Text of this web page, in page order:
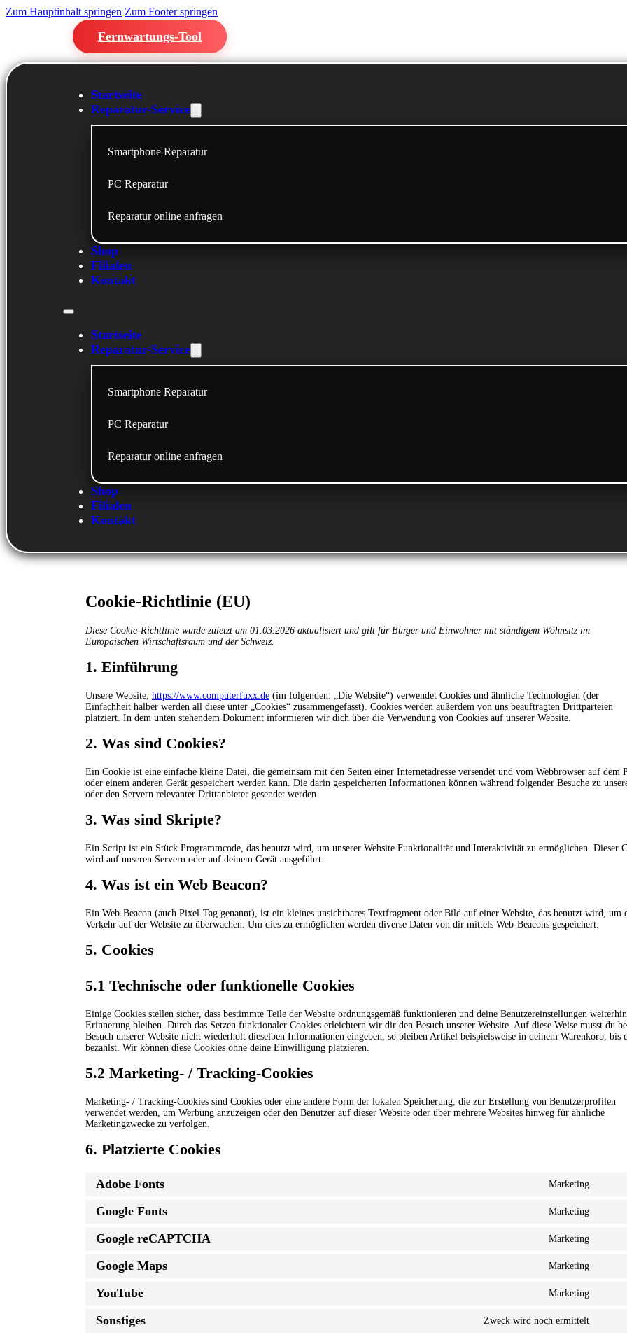
Zum Hauptinhalt springen Zum Footer springen
Fernwartungs-Tool
Startseite
Reparatur-Service
Smartphone Reparatur
PC Reparatur
Reparatur online anfragen
Shop
Filialen
Kontakt
Startseite
Reparatur-Service
Smartphone Reparatur
PC Reparatur
Reparatur online anfragen
Shop
Filialen
Kontakt
Cookie-Richtlinie (EU)
Diese Cookie-Richtlinie wurde zuletzt am 01.03.2026 aktualisiert und gilt für Bürger und Einwohner mit ständigem Wohnsitz im
Europäischen Wirtschaftsraum und der Schweiz.
1. Einführung
Unsere Website, https://www.computerfuxx.de (im folgenden: „Die Website“) verwendet Cookies und ähnliche Technologien (der
Einfachheit halber werden all diese unter „Cookies“ zusammengefasst). Cookies werden außerdem von uns beauftragten Drittparteien
platziert. In dem unten stehendem Dokument informieren wir dich über die Verwendung von Cookies auf unserer Website.
2. Was sind Cookies?
Ein Cookie ist eine einfache kleine Datei, die gemeinsam mit den Seiten einer Internetadresse versendet und vom Webbrowser auf dem
oder einem anderen Gerät gespeichert werden kann. Die darin gespeicherten Informationen können während folgender Besuche zu
oder den Servern relevanter Drittanbieter gesendet werden.
3. Was sind Skripte?
Ein Script ist ein Stück Programmcode, das benutzt wird, um unserer Website Funktionalität und Interaktivität zu ermöglichen. Dieser
wird auf unseren Servern oder auf deinem Gerät ausgeführt.
4. Was ist ein Web Beacon?
Ein Web-Beacon (auch Pixel-Tag genannt), ist ein kleines unsichtbares Textfragment oder Bild auf einer Website, das benutzt wird, um
Verkehr auf der Website zu überwachen. Um dies zu ermöglichen werden diverse Daten von dir mittels Web-Beacons gespeichert.
5. Cookies
5.1 Technische oder funktionelle Cookies
Einige Cookies stellen sicher, dass bestimmte Teile der Website ordnungsgemäß funktionieren und deine Benutzereinstellungen
Erinnerung bleiben. Durch das Setzen funktionaler Cookies erleichtern wir dir den Besuch unserer Website. Auf diese Weise musst du
Besuch unserer Website nicht wiederholt dieselben Informationen eingeben, so bleiben Artikel beispielsweise in deinem Warenkorb, bis
bezahlst. Wir können diese Cookies ohne deine Einwilligung platzieren.
5.2 Marketing- / Tracking-Cookies
Marketing- / Tracking-Cookies sind Cookies oder eine andere Form der lokalen Speicherung, die zur Erstellung von Benutzerprofilen
verwendet werden, um Werbung anzuzeigen oder den Benutzer auf dieser Website oder über mehrere Websites hinweg für ähnliche
Marketingzwecke zu verfolgen.
6. Platzierte Cookies
Adobe Fonts Marketing
Google Fonts Marketing
Google reCAPTCHA Marketing
Google Maps Marketing
YouTube Marketing
Sonstiges Zweck wird noch ermittelt